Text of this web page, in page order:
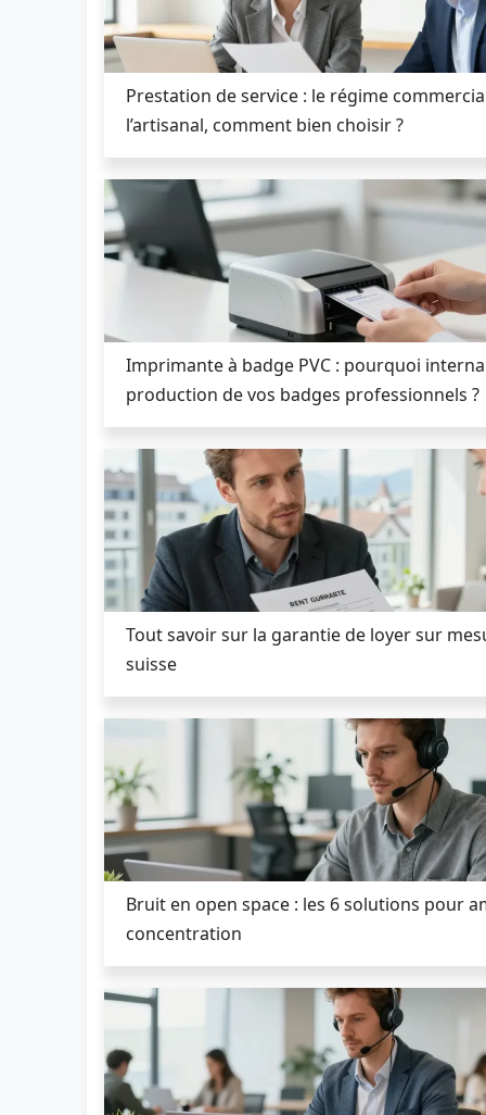
Prestation de service : le régime
l’artisanal, comment bien choisir ?
Imprimante à badge PVC : pourquoi
production de vos badges professionnels ?
Tout savoir sur la garantie de loyer sur
suisse
Bruit en open space : les 6 solutions pour
concentration